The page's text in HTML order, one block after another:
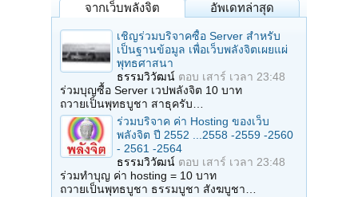
จากเว็บพลังจิต อัพเดทล่าสุด
เชิญร่วมบริจาคซื้อ Server สำหรับ
เป็นฐานข้อมูล เพื่อเว็บพลังจิตเผยแผ่
พุทธศาสนา
ธรรมวิวัฒน์ ตอบ เสาร์ เวลา 23:48
ร่วมบุญซื้อ Server เวปพลังจิต 10 บาท
ถวายเป็นพุทธบูชา สาธุครับ…
ร่วมบริจาค ค่า Hosting ของเว็บ
พลังจิต ปี 2552 ...2558 -2559 -2560
- 2561 -2564
ธรรมวิวัฒน์ ตอบ เสาร์ เวลา 23:48
ร่วมทำบุญ ค่า hosting = 10 บาท
ถวายเป็นพุทธบูชา ธรรมบูชา สังฆบูชา…